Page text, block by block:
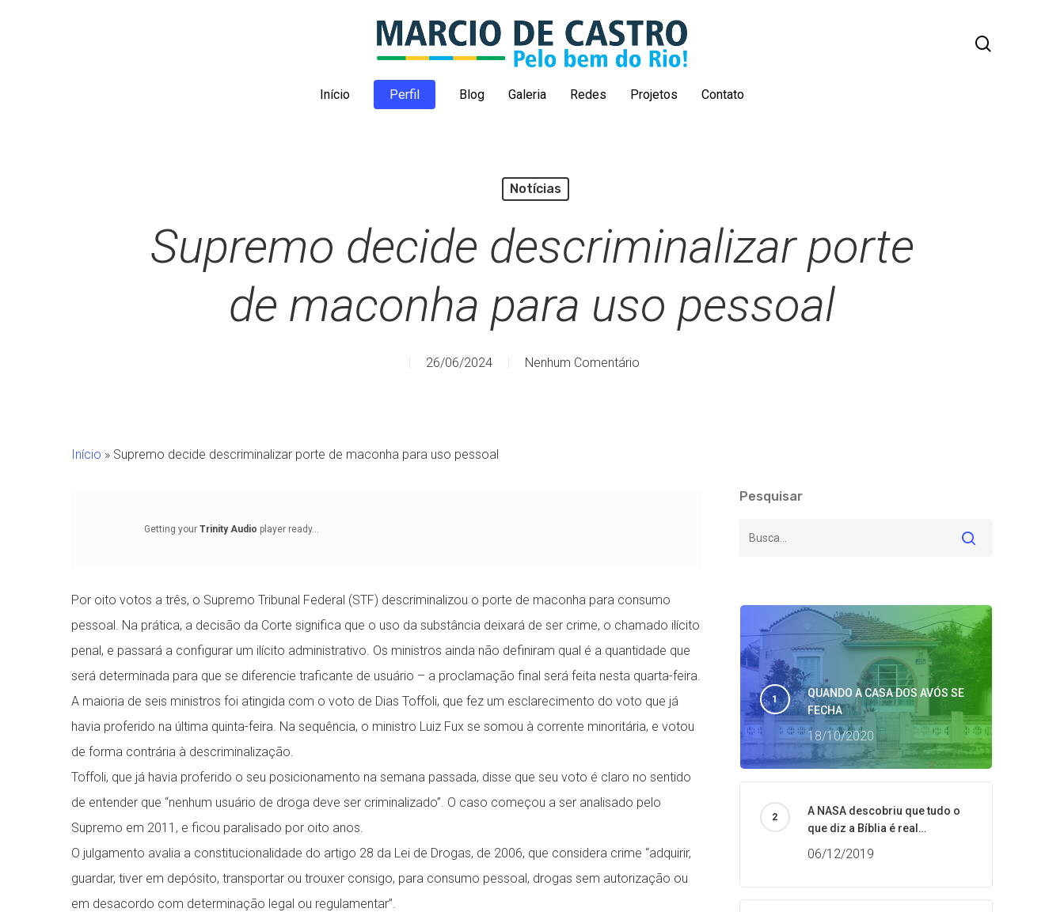
Pressione Enter para pesquisar ou ESC para fechar
Início Perfil Blog Galeria Redes Projetos Contato
Notícias
Supremo decide descriminalizar porte
de maconha para uso pessoal
26/06/2024 Nenhum Comentário
Início » Supremo decide descriminalizar porte de maconha para uso pessoal
Getting your Trinity Audio player ready...
Por oito votos a três, o Supremo Tribunal Federal (STF) descriminalizou o porte de maconha para consumo
pessoal. Na prática, a decisão da Corte significa que o uso da substância deixará de ser crime, o chamado ilícito
penal, e passará a configurar um ilícito administrativo. Os ministros ainda não definiram qual é a quantidade que
será determinada para que se diferencie traficante de usuário – a proclamação final será feita nesta quarta-feira.
A maioria de seis ministros foi atingida com o voto de Dias Toffoli, que fez um esclarecimento do voto que já
havia proferido na última quinta-feira. Na sequência, o ministro Luiz Fux se somou à corrente minoritária, e votou
de forma contrária à descriminalização.
Toffoli, que já havia proferido o seu posicionamento na semana passada, disse que seu voto é claro no sentido
de entender que “nenhum usuário de droga deve ser criminalizado”. O caso começou a ser analisado pelo
Supremo em 2011, e ficou paralisado por oito anos.
O julgamento avalia a constitucionalidade do artigo 28 da Lei de Drogas, de 2006, que considera crime “adquirir,
guardar, tiver em depósito, transportar ou trouxer consigo, para consumo pessoal, drogas sem autorização ou
em desacordo com determinação legal ou regulamentar”.
Pesquisar
QUANDO A CASA DOS AVÓS SE
FECHA
18/10/2020
A NASA descobriu que tudo o
que diz a Bíblia é real…
06/12/2019